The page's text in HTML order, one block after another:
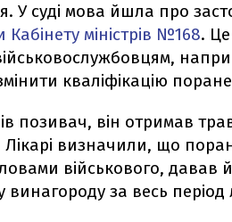
У суді мова йшла про
міністрів №168.
кваліфікацію
позивач, він отримав
Лікарі визначили, що
військового, давав
винагороду за весь період